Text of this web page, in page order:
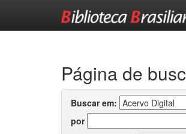
Página de
Buscar em:
por